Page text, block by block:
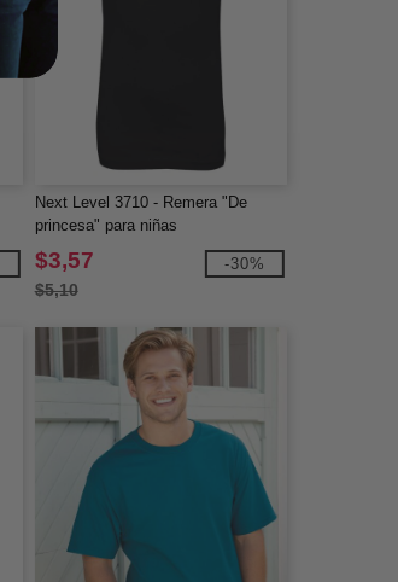
Next Level 3710 - Remera "De
princesa" para niñas
$3,57
$5,10
-30%